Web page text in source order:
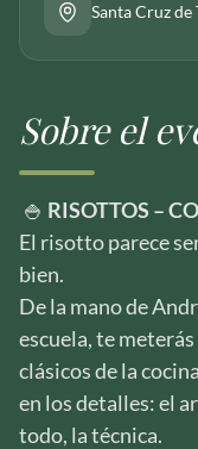
Santa Cruz de
Sobre el
🍚 RISOTTOS –
El risotto parece
bien.
De la mano de
escuela, te
clásicos de la
en los detalles: el
todo, la técnica.